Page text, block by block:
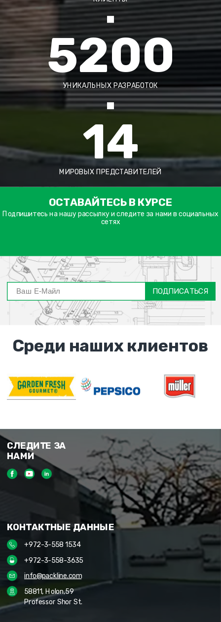
5200
УНИКАЛЬНЫХ РАЗРАБОТОК
14
МИРОВЫХ ПРЕДСТАВИТЕЛЕЙ
ОСТАВАЙТЕСЬ В КУРСЕ
Подпишитесь на нашу рассылку и следите за нами в социальных
сетях
ПОДПИСАТЬСЯ
Среди наших клиентов
СЛЕДИТЕ ЗА
НАМИ
КОНТАКТНЫЕ ДАННЫЕ
+972-3-558 1534
+972-3-558-3635
info@packline.com
58811, Holon,59
Professor Shor St.